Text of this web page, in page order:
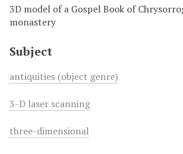
3D model of a Gospel Book of
monastery
Subject
antiquities (object genre)
3-D laser scanning
three-dimensional